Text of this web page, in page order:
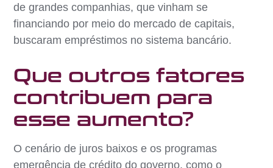
de grandes companhias, que vinham se
financiando por meio do mercado de capitais,
buscaram empréstimos no sistema bancário.
Que outros fatores
contribuem para
esse aumento?
O cenário de juros baixos e os programas
emergência de crédito do governo, como o